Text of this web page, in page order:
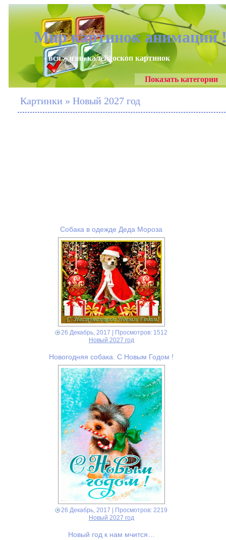
Мир картинок анимаций
- вся жизнь калейдоскоп картинок
Показать категории
Картинки » Новый 2027 год
Собака в одежде Деда Мороза
26 Декабрь, 2017 | Просмотров: 1512
Новый 2027 год
Новогодняя собака. С Новым Годом !
26 Декабрь, 2017 | Просмотров: 2219
Новый 2027 год
Новый год к нам мчится…